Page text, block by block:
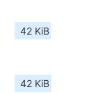
42 KiB
42 KiB